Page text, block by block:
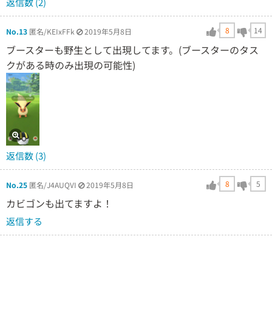
No.13 匿名/KEIxFFk 2019年5月8日 8 14
ブースターも野生として出現してます。(ブースターのタス
クがある時のみ出現の可能性)
返信数 (3)
No.25 匿名/J4AUQVI 2019年5月8日 8 5
カビゴンも出てますよ！
返信する